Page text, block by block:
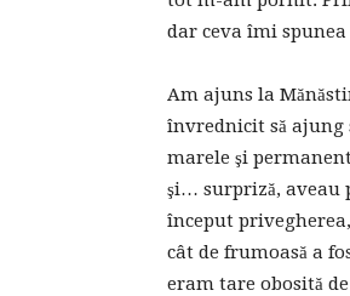
dar ceva îmi spunea
Am ajuns la
învrednicit să ajung
marele şi
şi… surpriză, aveau
început
cât de frumoasă a
eram tare obosită